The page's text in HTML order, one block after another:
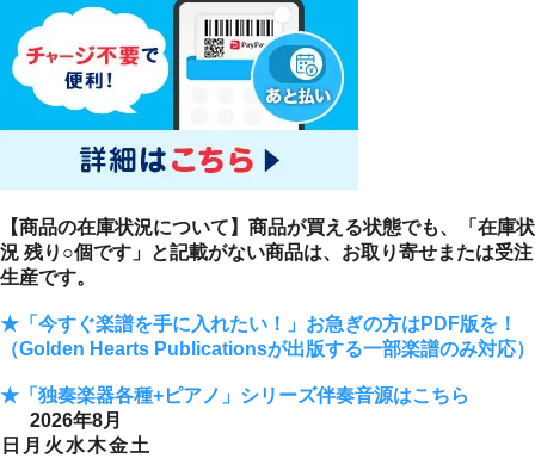
【商品の在庫状況について】商品が買える状態でも、「在庫状
況 残り○個です」と記載がない商品は、お取り寄せまたは受注
生産です。
★「今すぐ楽譜を手に入れたい！」お急ぎの方はPDF版を！
（Golden Hearts Publicationsが出版する一部楽譜のみ対応）
★「独奏楽器各種+ピアノ」シリーズ伴奏音源はこちら
2026年8月
日 月 火 水木金土